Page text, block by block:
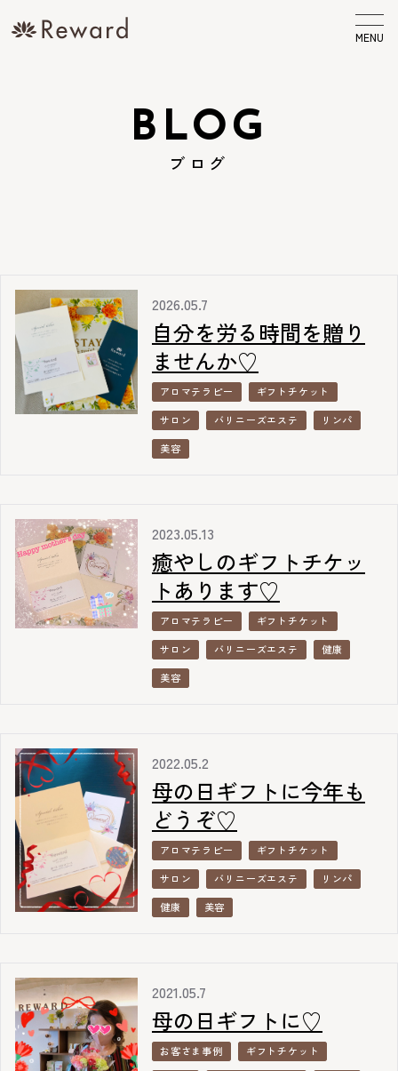
MENU
BLOG
ブログ
2026.05.7
自分を労る時間を贈り
ませんか♡
アロマテラピー
ギフトチケット
サロン
バリニーズエステ
リンパ
美容
2023.05.13
癒やしのギフトチケッ
トあります♡
アロマテラピー
ギフトチケット
サロン
バリニーズエステ
健康
美容
2022.05.2
母の日ギフトに今年も
どうぞ♡
アロマテラピー
ギフトチケット
サロン
バリニーズエステ
リンパ
健康
美容
2021.05.7
母の日ギフトに♡
お客さま事例
ギフトチケット